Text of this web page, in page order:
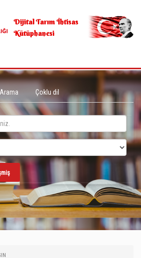
Dijital Tarım İhtisas
Kütüphanesi
Çoklu dil